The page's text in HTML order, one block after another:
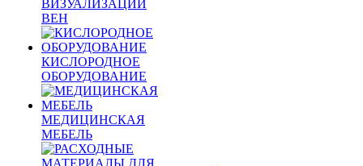
ВИЗУАЛИЗАЦИИ
ВЕН
КИСЛОРОДНОЕ
ОБОРУДОВАНИЕ
МЕДИЦИНСКАЯ
МЕБЕЛЬ